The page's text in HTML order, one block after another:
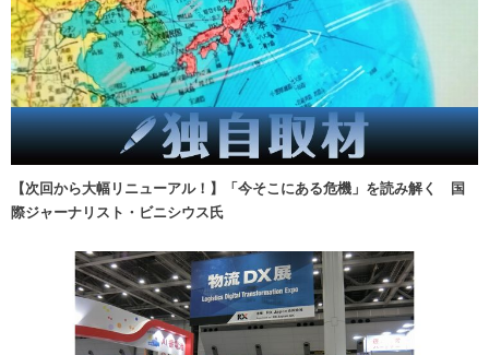
【次回から大幅リニューアル！】「今そこにある危機」を読み解く 国
際ジャーナリスト・ビニシウス氏